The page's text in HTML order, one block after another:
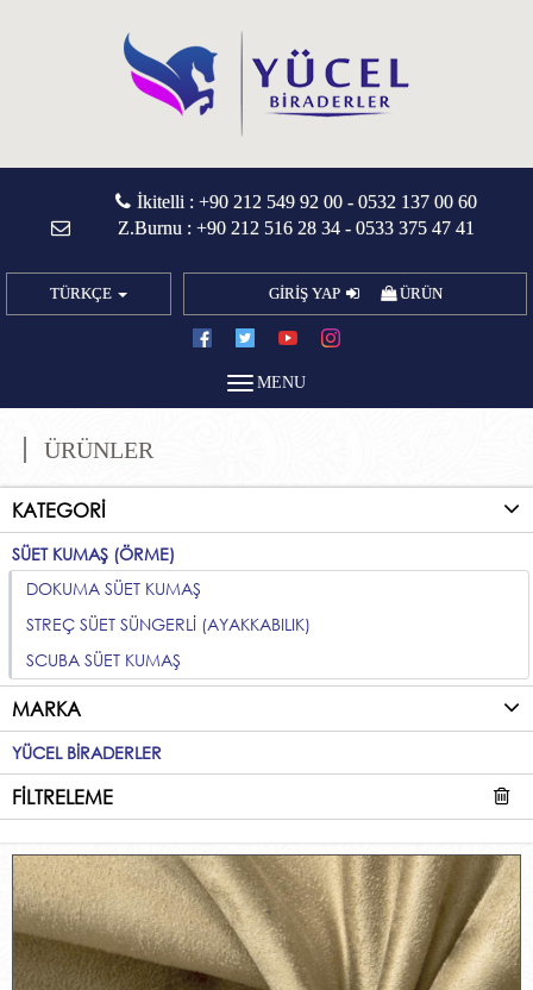
İkitelli : +90 212 549 92 00- 0532 137 00 60
Z.Burnu : +90 212 516 28 34- 0533 375 47 41
TÜRKÇE GİRİŞ YAP ÜRÜN
MENU
ÜRÜNLER
KATEGORİ
SÜET KUMAŞ (ÖRME)
DOKUMA SÜET KUMAŞ
STREÇ SÜET SÜNGERLİ (AYAKKABILIK)
SCUBA SÜET KUMAŞ
MARKA
YÜCEL BİRADERLER
FİLTRELEME